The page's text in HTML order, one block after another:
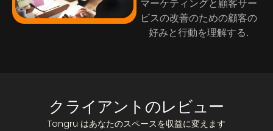
マーケティングと顧客サー
ビスの改善のための顧客の
好みと行動を理解する.
クライアントのレビュー
Tongru はあなたのスペースを収益に変えます